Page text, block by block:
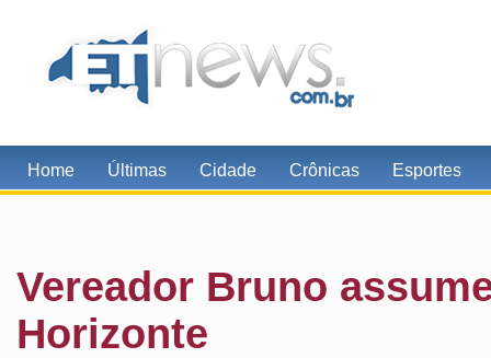
Home Últimas Cidade Crônicas Esportes
Vereador Bruno
Horizonte